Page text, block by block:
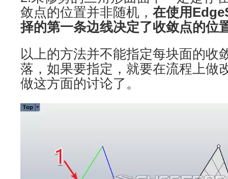
敛点的位置并非随机， 在使用
择的第一条边线决定了收敛点的位
以上的方法并不能指定每块面的收
落，如果要指定，就要在流程上做
做这方面的讨论了。